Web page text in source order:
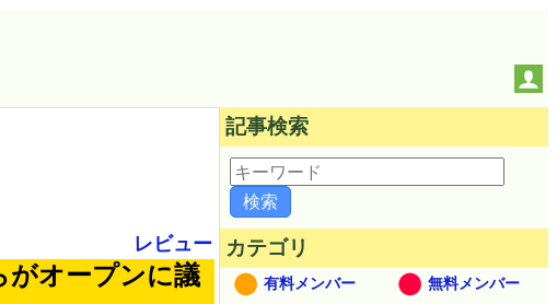
レビュー
がオープンに議
記事検索
カテゴリ
有料メンバー
無料メンバー